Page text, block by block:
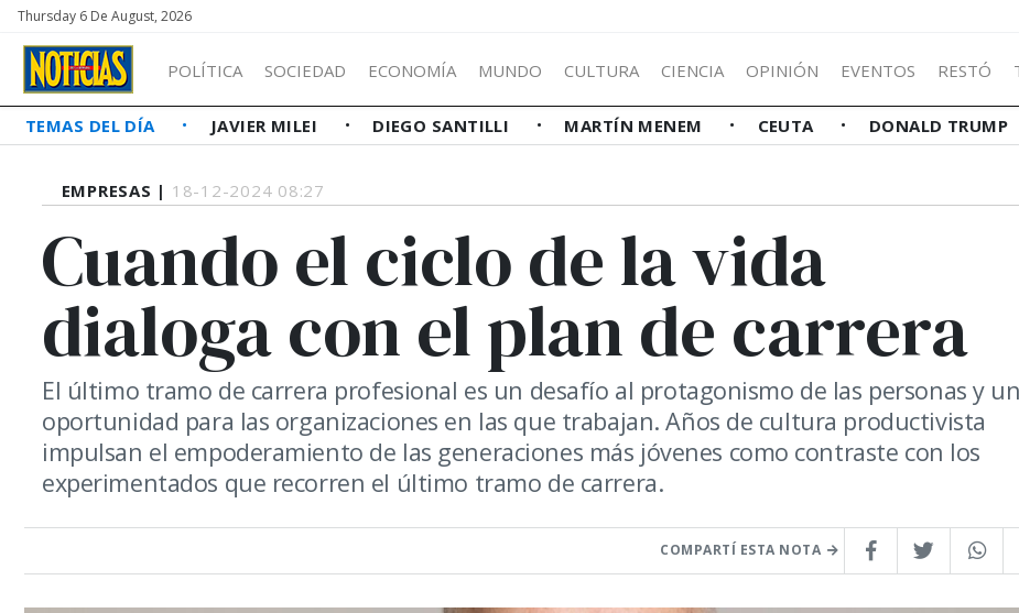
Thursday 6 De August, 2026
POLÍTICA SOCIEDAD ECONOMÍA MUNDO CULTURA CIENCIA OPINIÓN EVENTOS RESTÓ
TEMAS DEL DÍA JAVIER MILEI DIEGO SANTILLI MARTÍN MENEM CEUTA DONALD TRUMP
EMPRESAS | 18-12-2024 08:27
Cuando el ciclo de la vida
dialoga con el plan de carrera
El último tramo de carrera profesional es un desafío al protagonismo de las personas y
oportunidad para las organizaciones en las que trabajan. Años de cultura productivista
impulsan el empoderamiento de las generaciones más jóvenes como contraste con los
experimentados que recorren el último tramo de carrera.
COMPARTÍ ESTA NOTA